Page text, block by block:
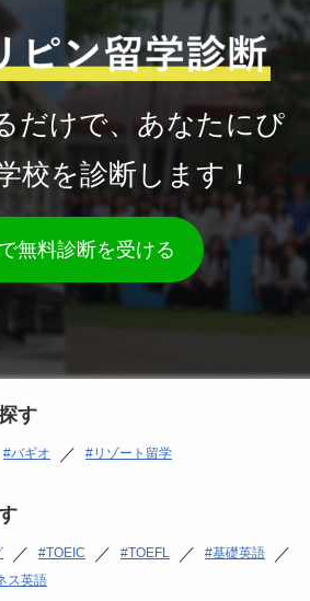
だけで、あなたにぴ
校を診断します！
無料診断を受ける
す
バギオ ／ リゾート留学
／ TOEIC ／ TOEFL ／ 基礎英語 ／
ス英語